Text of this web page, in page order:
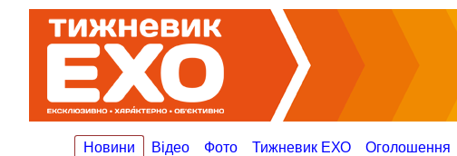
Новини Відео Фото Тижневик ЕХО Оголошення